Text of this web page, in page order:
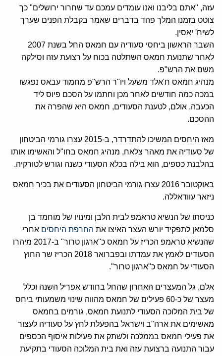
עזה, "אתם בליבנו ואנו עומדים עמכם עד שחרור ירושלים" כך
צוטט בזמנו המלך פהד בדברים שאמר בקבלת הפנים שערך
לשיח' יאסין.
השבר הראשון ביחסי סעודיה עם חמאס החל בשנת 2007
לאחר שתנועת חמאס השתלטה בכוח על רצועת עזה וסילקה
משם את הרש"פ.
מנהיג חמאס ח'אלד משעל ויו"ר הרש"פ מחמוד עבאס נפגשו
במכה כמה חודשים לאחר מכן וחתמו על הסכם פיוס ליד
הכעבה, אולם, לטענת הסעודים, חמאס היא שהפרה את
ההסכם.
מאז היחסים המשיכו להתדרדר, ב-2015 עצרו גורמי הביטחון
של סעודיה את מאהר צלאח, מנהיג חמאס בחו"ל והאשימו אותו
בהלבנת כספים, הוא בילה בכלא הסעודי כשנה וגורש לטורקיה.
באוקטובר 2016 עצרו גורמי הביטחון הסעודים את בכיר חמאס
ניזאר עוודאללה.
כניסתו של הנשיא טראמפ לבית הלבן ומינויו של מוחמד בן
סלמאן לתפקיד יורש העצר האיצו את החרפת היחסים אחרי
שהנשיא טראמפ הכריז על חמאס כ"ארגון טרור" ב-2017 מיהרו
הסעודים לאמץ את עמדתו ובפברואר 2018 הכריז שר החוץ
הסעודי על חמאס כ"ארגון טרור".
אלם, גל המעצרים האחרון שהחל בחודש אפריל השנה וכלל
מעצר של כ-60 פעילים של חמאס מהווה שינוי משמעותי ביחס
של בית המלוכה הסעודי לתנועת חמאס, גורמים בחמאס
מאשימים את ארה"ב וישראל בהפעלת לחץ על סעודיה לעצור
את פעילי חמאס בממלכה ולשתק את פעילות איסוף הכספים
עבור התנועה ברצועת עזה ואת בית המלוכה הסעודי בתקיעת